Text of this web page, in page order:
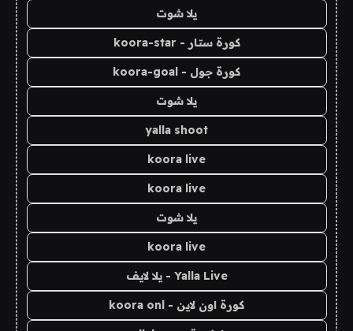
يلا شوت
كورة ستار - koora-star
كورة جول - koora-goal
يلا شوت
yalla shoot
koora live
koora live
يلا شوت
koora live
Yalla Live - يلا لايف
كورة اون لاين - koora onl